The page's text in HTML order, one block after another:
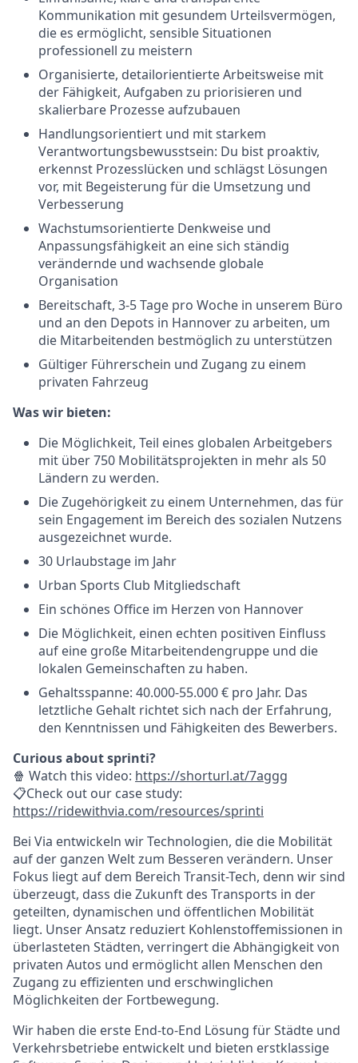
Kommunikation mit gesundem Urteilsvermögen,
die es ermöglicht, sensible Situationen
professionell zu meistern
Organisierte, detailorientierte Arbeitsweise mit
der Fähigkeit, Aufgaben zu priorisieren und
skalierbare Prozesse aufzubauen
Handlungsorientiert und mit starkem
Verantwortungsbewusstsein: Du bist proaktiv,
erkennst Prozesslücken und schlägst Lösungen
vor, mit Begeisterung für die Umsetzung und
Verbesserung
Wachstumsorientierte Denkweise und
Anpassungsfähigkeit an eine sich ständig
verändernde und wachsende globale
Organisation
Bereitschaft, 3-5 Tage pro Woche in unserem Büro
und an den Depots in Hannover zu arbeiten, um
die Mitarbeitenden bestmöglich zu unterstützen
Gültiger Führerschein und Zugang zu einem
privaten Fahrzeug
Was wir bieten:
Die Möglichkeit, Teil eines globalen Arbeitgebers
mit über 750 Mobilitätsprojekten in mehr als 50
Ländern zu werden.
Die Zugehörigkeit zu einem Unternehmen, das für
sein Engagement im Bereich des sozialen Nutzens
ausgezeichnet wurde.
30 Urlaubstage im Jahr
Urban Sports Club Mitgliedschaft
Ein schönes Office im Herzen von Hannover
Die Möglichkeit, einen echten positiven Einfluss
auf eine große Mitarbeitendengruppe und die
lokalen Gemeinschaften zu haben.
Gehaltsspanne: 40.000-55.000 € pro Jahr. Das
letztliche Gehalt richtet sich nach der Erfahrung,
den Kenntnissen und Fähigkeiten des Bewerbers.
Curious about sprinti?
🍿 Watch this video: https://shorturl.at/7aggg
📋Check out our case study:
https://ridewithvia.com/resources/sprinti
Bei Via entwickeln wir Technologien, die die Mobilität
auf der ganzen Welt zum Besseren verändern. Unser
Fokus liegt auf dem Bereich Transit-Tech, denn wir sind
überzeugt, dass die Zukunft des Transports in der
geteilten, dynamischen und öffentlichen Mobilität
liegt. Unser Ansatz reduziert Kohlenstoffemissionen in
überlasteten Städten, verringert die Abhängigkeit von
privaten Autos und ermöglicht allen Menschen den
Zugang zu effizienten und erschwinglichen
Möglichkeiten der Fortbewegung.
Wir haben die erste End-to-End Lösung für Städte und
Verkehrsbetriebe entwickelt und bieten erstklassige